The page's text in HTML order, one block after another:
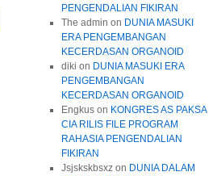
PENGENDALIAN FIKIRAN
The admin on DUNIA MASUKI
ERA PENGEMBANGAN
KECERDASAN ORGANOID
diki on DUNIA MASUKI ERA
PENGEMBANGAN
KECERDASAN ORGANOID
Engkuson KONGRES AS PAKSA
CIA RILIS FILE PROGRAM
RAHASIA PENGENDALIAN
FIKIRAN
Jsjskskbsxzon DUNIA DALAM